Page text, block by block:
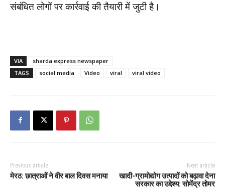
संबंधित लोगों पर कार्रवाई की तैयारी में जुटी है।
VIA
sharda express newspaper
TAGS
social media Video viral viral video
Previous article
मेरठ: छात्राओं ने वीर बाल दिवस मनाया
Next article
खादी-ग्रामोद्योग उत्पादों को बढ़ावा देना
सरकार का उद्देश्य: सोमेंद्र तोमर